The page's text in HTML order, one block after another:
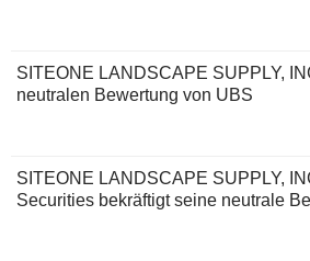
SITEONE LANDSCAPE SUPPLY,
neutralen Bewertung von UBS
SITEONE LANDSCAPE SUPPLY,
Securities bekräftigt seine neutrale